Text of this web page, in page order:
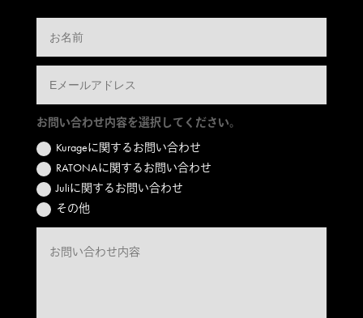
お問い合わせ内容を選択してください。
Kurageに関するお問い合わせ
RATONAに関するお問い合わせ
Juliに関するお問い合わせ
その他